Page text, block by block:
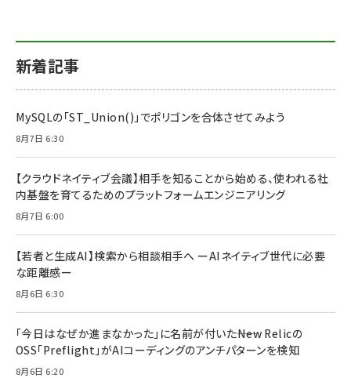
新着記事
MySQLの「ST_Union()」でポリゴンを合体させてみよう
8月7日 6:30
【クラウドネイティブ会議】相手を知ることから始める、使われる社
内基盤を育てるためのプラットフォームエンジニアリング
8月7日 6:00
【若者と生成AI】検索から相談相手へ ーAIネイティブ世代に必要
な距離感ー
8月6日 6:30
「今日はなぜか進まなかった」に名前が付いた――New Relicの
OSS「Preflight」がAIコーディングのアンチパターンを検知
8月6日 6:20